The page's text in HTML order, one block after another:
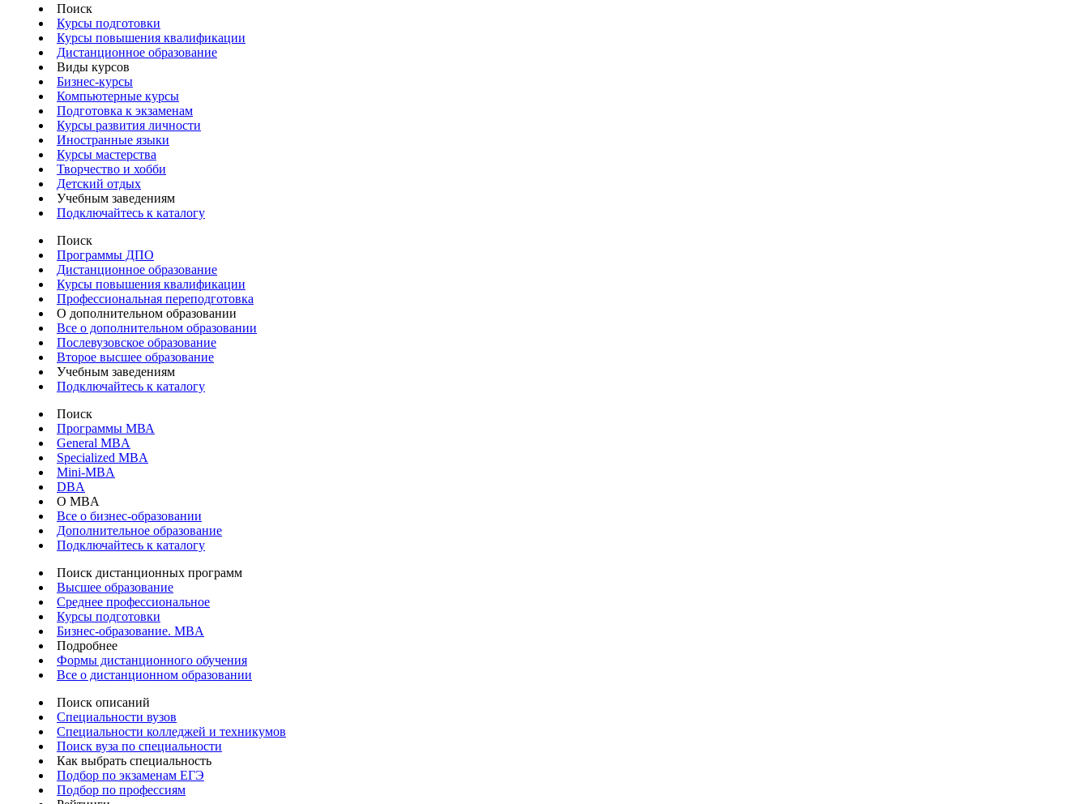
Поиск
Курсы подготовки
Курсы повышения квалификации
Дистанционное образование
Виды курсов
Бизнес-курсы
Компьютерные курсы
Подготовка к экзаменам
Курсы развития личности
Иностранные языки
Курсы мастерства
Творчество и хобби
Детский отдых
Учебным заведениям
Подключайтесь к каталогу
Поиск
Программы ДПО
Дистанционное образование
Курсы повышения квалификации
Профессиональная переподготовка
О дополнительном образовании
Все о дополнительном образовании
Послевузовское образование
Второе высшее образование
Учебным заведениям
Подключайтесь к каталогу
Поиск
Программы МВА
General MBA
Specialized MBA
Mini-MBA
DBA
О MBA
Все о бизнес-образовании
Дополнительное образование
Подключайтесь к каталогу
Поиск дистанционных программ
Высшее образование
Среднее профессиональное
Курсы подготовки
Бизнес-образование. MBA
Подробнее
Формы дистанционного обучения
Все о дистанционном образовании
Поиск описаний
Специальности вузов
Специальности колледжей и техникумов
Поиск вуза по специальности
Как выбрать специальность
Подбор по экзаменам ЕГЭ
Подбор по профессиям